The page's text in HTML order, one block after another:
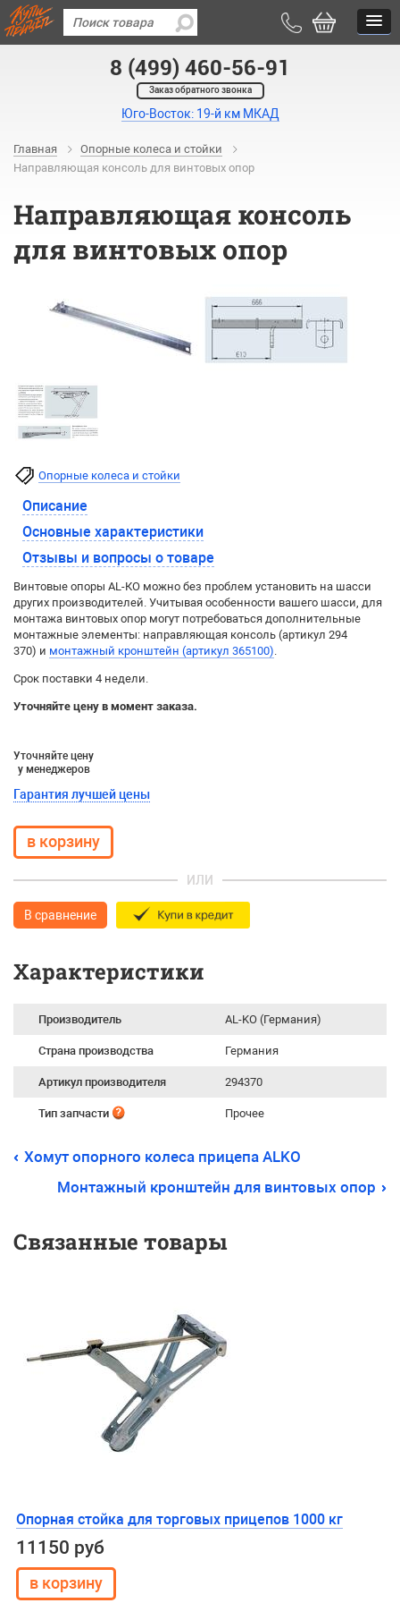
8 (499) 460-56-91
Заказ обратного звонка
Юго-Восток: 19-й км МКАД
Главная
Опорные колеса и стойки
Направляющая консоль для винтовых опор
Направляющая консоль
для винтовых опор
Опорные колеса и стойки
Описание
Основные характеристики
Отзывы и вопросы о товаре
Винтовые опоры АL-КО можно без проблем установить на шасси
других производителей. Учитывая особенности вашего шасси, для
монтажа винтовых опор могут потребоваться дополнительные
монтажные элементы: направляющая консоль (артикул 294
370) и монтажный кронштейн (артикул 365100).
Срок поставки 4 недели.
Уточняйте цену в момент заказа.
Уточняйте цену
у менеджеров
Гарантия лучшей цены
ИЛИ
В сравнение
Характеристики
Производитель AL-KO (Германия)
Страна производства Германия
Артикул производителя 294370
Тип запчасти Прочее
Хомут опорного колеса прицепа ALKO
Монтажный кронштейн для винтовых опор
Связанные товары
Опорная стойка для торговых прицепов 1000 кг
11150 руб